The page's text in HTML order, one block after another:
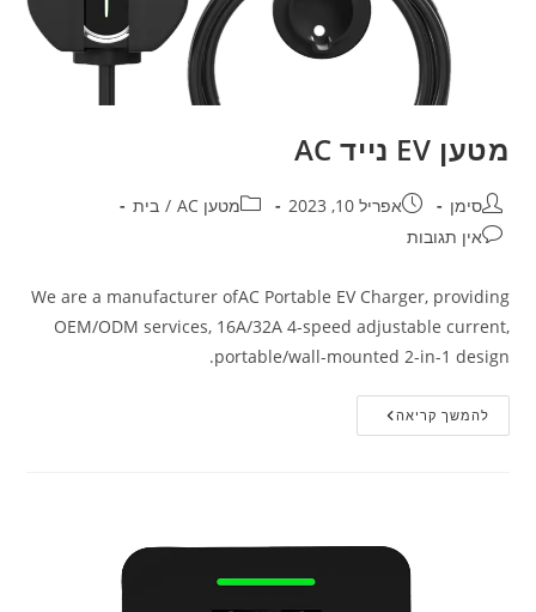
מטען EV נייד AC
סימן אפריל 10, 2023 מטען AC / בית
אין תגובות
We are a manufacturer ofAC Portable EV Charger, providing
OEM/ODM services, 16A/32A 4-speed adjustable current,
portable/wall-mounted 2-in-1 design.
להמשך קריאה